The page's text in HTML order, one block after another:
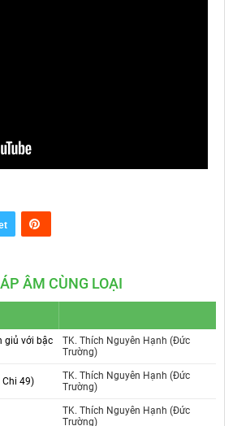
ÂM CÙNG LOẠI
giủ với bậc
TK. Thích Nguyên Hạnh (Đức
Trường)
Chi 49)
TK. Thích Nguyên Hạnh (Đức
Trường)
TK. Thích Nguyên Hạnh (Đức
Trường)